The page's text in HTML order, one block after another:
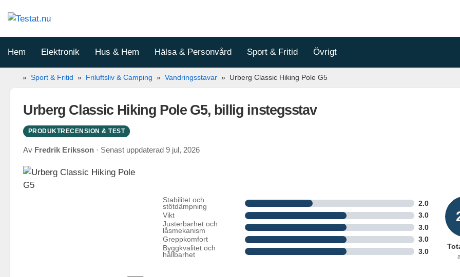
till
Hem Elektronik Hus & Hem Hälsa & Personvård Sport & Fritid Övrigt
» Sport & Fritid » Friluftsliv & Camping » Vandringsstavar » Urberg Classic Hiking Pole G5
Urberg Classic Hiking Pole G5, billig instegsstav
PRODUKTRECENSION & TEST
Av Fredrik Eriksson · Senast uppdaterad 9 jul, 2026
Stabilitet och
stötdämpning
2.0
Vikt 3.0
Justerbarhet och
låsmekanism
3.0
Greppkomfort 3.0
Byggkvalitet och
hållbarhet
3.0